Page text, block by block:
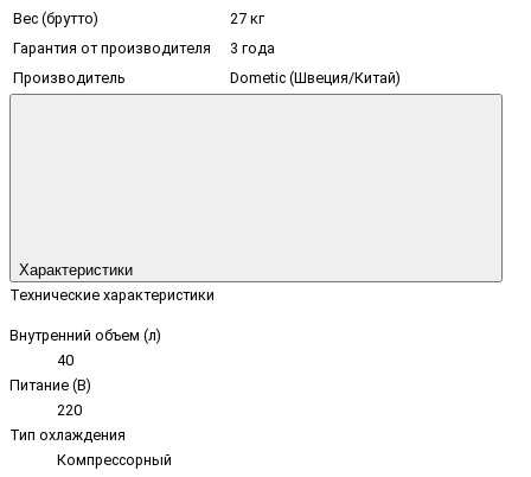
Вес (брутто)
27 кг
Гарантия от производителя
3 года
Производитель
Dometic (Швеция/Китай)
Характеристики
Технические характеристики
Внутренний объем (л)
40
Питание (В)
220
Тип охлаждения
Компрессорный